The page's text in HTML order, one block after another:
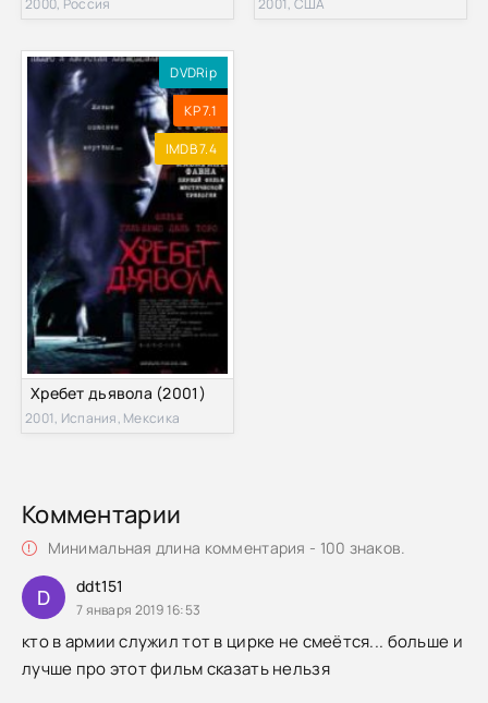
DVDRip
KP 7.1
IMDB 7.4
Хребет дьявола (2001)
2001, Испания, Мексика
Комментарии
Минимальная длина комментария - 100 знаков.
D ddt151
7 января 2019 16:53
кто в армии служил тот в цирке не смеётся... больше и
лучше про этот фильм сказать нельзя